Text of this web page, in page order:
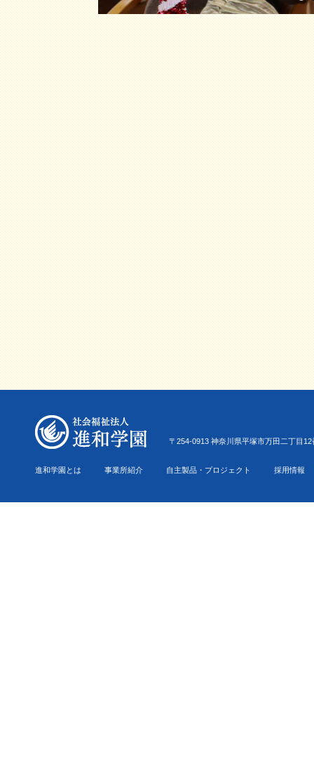
〒254-0913 神奈川県平塚市万田二丁目12
進和学園とは 事業所紹介 自主製品・プロジェクト 採用情報